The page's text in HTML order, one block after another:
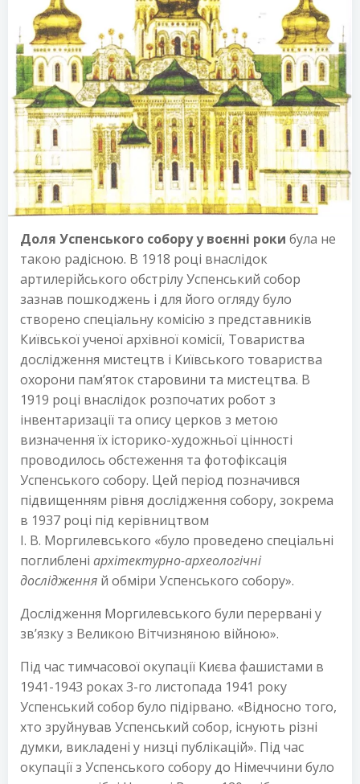
Доля Успенського собору у воєнні роки була не
такою радісною. В 1918 році внаслідок
артилерійського обстрілу Успенський собор
зазнав пошкоджень і для його огляду було
створено спеціальну комісію з представників
Київської ученої архівної комісії, Товариства
дослідження мистецтв і Київського товариства
охорони пам’яток старовини та мистецтва. В
1919 році внаслідок розпочатих робот з
інвентаризації та опису церков з метою
визначення їх історико-художньої цінності
проводилось обстеження та фотофіксація
Успенського собору. Цей період позначився
підвищенням рівня дослідження собору, зокрема
в 1937 році під керівництвом
І. В. Моргилевського «було проведено спеціальні
поглиблені архітектурно-археологічні
дослідження й обміри Успенського собору».
Дослідження Моргилевського були перервані у
зв’язку з Великою Вітчизняною війною».
Під час тимчасової окупації Києва фашистами в
1941-1943 роках 3-го листопада 1941 року
Успенський собор було підірвано. «Відносно того,
хто зруйнував Успенський собор, існують різні
думки, викладені у низці публікацій». Під час
окупації з Успенського собору до Німеччини було